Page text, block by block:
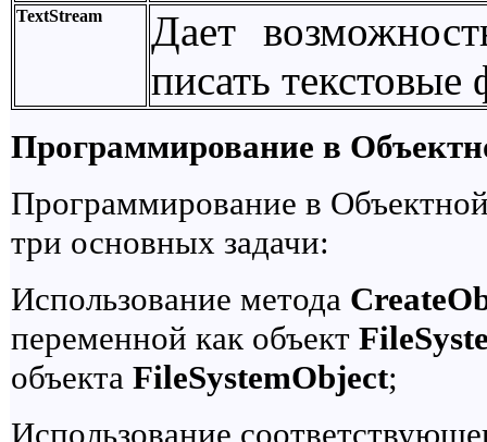
TextStream
Дает
писать текстовые
Программирование в
Программирование в
три основных задачи:
Использование метода
переменной как объект
объекта FileSystemObject;
Использование